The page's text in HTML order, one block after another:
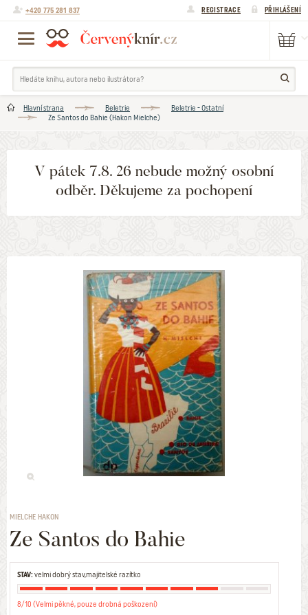
+420 775 281 837 REGISTRACE PŘIHLÁŠENÍ
Hlavní strana Beletrie
Beletrie - Ostatní
Ze Santos do Bahie (Hakon Mielche)
V pátek 7.8. 26 nebude možný osobní
odběr. Děkujeme za pochopení
MIELCHE HAKON
Ze Santos do Bahie
STAV:velmi dobrý stav,majitelské razítko
8/10 (Velmi pěkné, pouze drobná poškození)